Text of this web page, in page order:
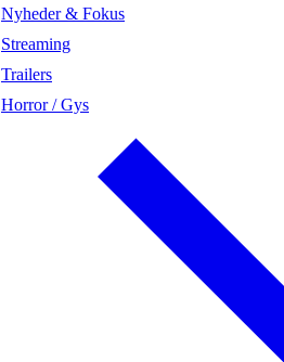
Nyheder & Fokus
Streaming
Trailers
Horror / Gys